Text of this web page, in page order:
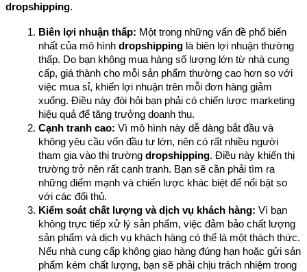
dropshipping.
Biên lợi nhuận thấp: Một trong những vấn đề phổ biến
nhất của mô hình dropshipping là biên lợi nhuận thường
thấp. Do bạn không mua hàng số lượng lớn từ nhà cung
cấp, giá thành cho mỗi sản phẩm thường cao hơn so với
việc mua sỉ, khiến lợi nhuận trên mỗi đơn hàng giảm
xuống. Điều này đòi hỏi bạn phải có chiến lược marketing
hiệu quả để tăng trưởng doanh thu.
Cạnh tranh cao: Vì mô hình này dễ dàng bắt đầu và
không yêu cầu vốn đầu tư lớn, nên có rất nhiều người
tham gia vào thị trường dropshipping. Điều này khiến thị
trường trở nên rất cạnh tranh. Bạn sẽ cần phải tìm ra
những điểm mạnh và chiến lược khác biệt để nổi bật so
với các đối thủ.
Kiểm soát chất lượng và dịch vụ khách hàng: Vì bạn
không trực tiếp xử lý sản phẩm, việc đảm bảo chất lượng
sản phẩm và dịch vụ khách hàng có thể là một thách thức.
Nếu nhà cung cấp không giao hàng đúng hạn hoặc gửi sản
phẩm kém chất lượng, bạn sẽ phải chịu trách nhiệm trong